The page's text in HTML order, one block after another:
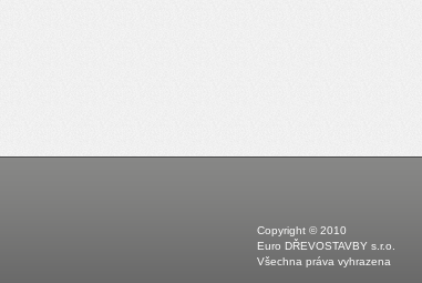
Copyright © 2010
Euro DŘEVOSTAVBY s.r.o.
Všechna práva vyhrazena